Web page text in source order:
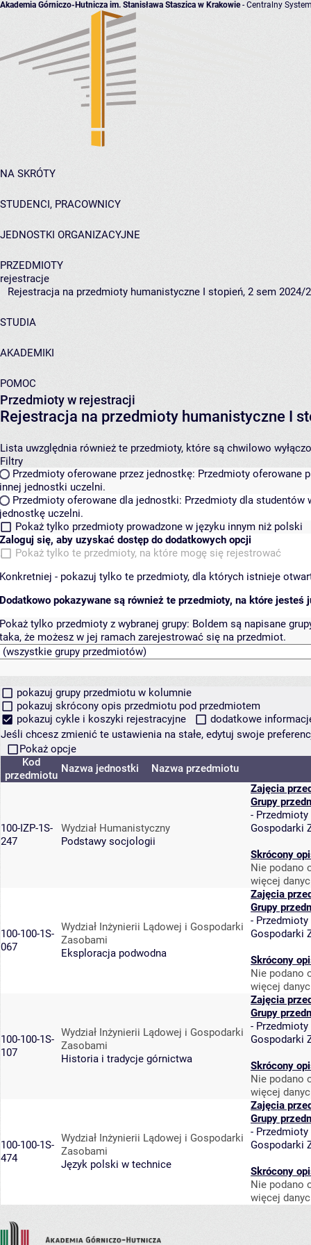
Akademia Górniczo-Hutnicza im. Stanisława Staszica w Krakowie- Centralny
NA SKRÓTY
STUDENCI, PRACOWNICY
JEDNOSTKI ORGANIZACYJNE
PRZEDMIOTY
rejestracje
Rejestracja na przedmioty humanistyczne I stopień, 2 sem 2024/
STUDIA
AKADEMIKI
POMOC
Przedmioty w rejestracji
Rejestracja na przedmioty humanistyczne I
Lista uwzględnia również te przedmioty, które są chwilowo
Filtry
Przedmioty oferowane przez jednostkę: Przedmioty oferowane
innej jednostki uczelni.
Przedmioty oferowane dla jednostki: Przedmioty dla studentów
jednostkę uczelni.
Pokaż tylko przedmioty prowadzone w języku innym niż polski
Zaloguj się, aby uzyskać dostęp do dodatkowych opcji
Pokaż tylko te przedmioty, na które mogę się rejestrować
Konkretniej - pokazuj tylko te przedmioty, dla których istnieje
Dodatkowo pokazywane są również te przedmioty, na które jesteś
Pokaż tylko przedmioty z wybranej grupy: Boldem są napisane
taka, że możesz w jej ramach zarejestrować się na przedmiot.
pokazuj grupy przedmiotu w kolumnie
pokazuj skrócony opis przedmiotu pod przedmiotem
pokazuj cykle i koszyki rejestracyjne
dodatkowe
Jeśli chcesz zmienić te ustawienia na stałe, edytuj swoje
Pokaż opcje
Kod
przedmiotu
Nazwa jednostki Nazwa przedmiotu
100-IZP-1S-
247
Wydział Humanistyczny
Podstawy socjologii
Zajęcia
Grupy
- Przedmioty
Gospodarki
Skrócony
Nie podano
więcej
100-100-1S-
067
Wydział Inżynierii Lądowej i Gospodarki
Zasobami
Eksploracja podwodna
Zajęcia
Grupy
- Przedmioty
Gospodarki
Skrócony
Nie podano
więcej
100-100-1S-
107
Wydział Inżynierii Lądowej i Gospodarki
Zasobami
Historia i tradycje górnictwa
Zajęcia
Grupy
- Przedmioty
Gospodarki
Skrócony
Nie podano
więcej
100-100-1S-
474
Wydział Inżynierii Lądowej i Gospodarki
Zasobami
Język polski w technice
Zajęcia
Grupy
- Przedmioty
Gospodarki
Skrócony
Nie podano
więcej